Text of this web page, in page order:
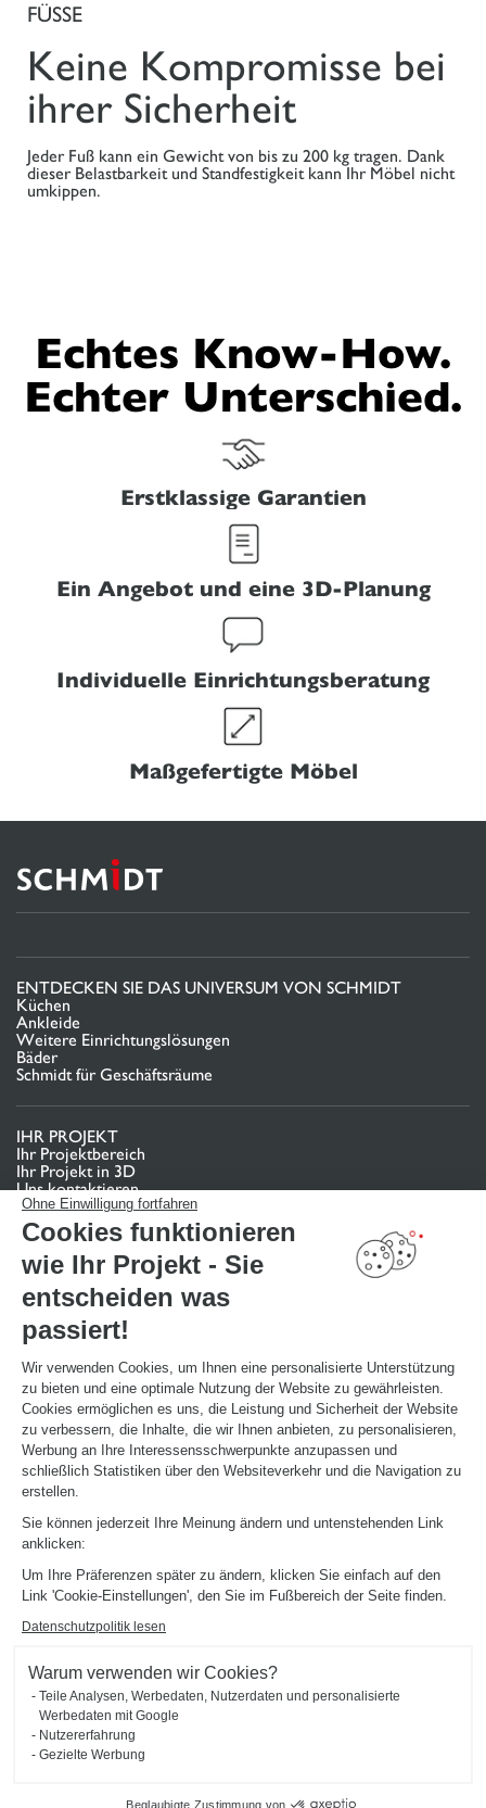
Ohne Einwilligung fortfahren
Cookies funktionieren
wie Ihr Projekt - Sie
entscheiden was
passiert!
Wir verwenden Cookies, um Ihnen eine personalisierte Unterstützung
zu bieten und eine optimale Nutzung der Website zu gewährleisten.
Cookies ermöglichen es uns, die Leistung und Sicherheit der Website
zu verbessern, die Inhalte, die wir Ihnen anbieten, zu personalisieren,
Werbung an Ihre Interessensschwerpunkte anzupassen und
schließlich Statistiken über den Websiteverkehr und die Navigation zu
erstellen.
Sie können jederzeit Ihre Meinung ändern und untenstehenden Link
anklicken:
Um Ihre Präferenzen später zu ändern, klicken Sie einfach auf den
Link 'Cookie-Einstellungen', den Sie im Fußbereich der Seite finden.
Datenschutzpolitik lesen
Warum verwenden wir Cookies?
Teile Analysen, Werbedaten, Nutzerdaten und personalisierte
Werbedaten mit Google
Nutzererfahrung
Gezielte Werbung
Beglaubigte Zustimmung von
FÜSSE
Keine Kompromisse bei
ihrer Sicherheit
Jeder Fuß kann ein Gewicht von bis zu 200 kg tragen. Dank
dieser Belastbarkeit und Standfestigkeit kann Ihr Möbel nicht
umkippen.
Echtes Know-How.
Echter Unterschied.
Erstklassige Garantien
Ein Angebot und eine 3D-Planung
Individuelle Einrichtungsberatung
Maßgefertigte Möbel
ENTDECKEN SIE DAS UNIVERSUM VON SCHMIDT
Küchen
Ankleide
Weitere Einrichtungslösungen
Bäder
Schmidt für Geschäftsräume
IHR PROJEKT
Ihr Projektbereich
Ihr Projekt in 3D
Uns kontaktieren
Finden Sie Ihr Studio
TERMIN VEREINBAREN
NÜTZLICHE LINKS
Aktionswochen
Montageanleitung und Pflegeleitfaden
Katalog herunterladen
ÜBER
News aus dem Unternehmen
Karriere - Wir stellen ein
Ein Studio eröffnen
Unsere Studios in Deutschland
2026 © SCHMIDT Groupe
Impressum
Cookie-Verwaltung
Datenschutzerklärung
#okschmidt